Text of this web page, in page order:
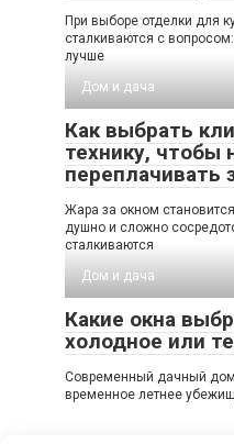
При выборе отделки для
сталкиваются с
лучше
Дом и дача
Как выбрать
технику, чтобы
переплачивать
Жара за окном
душно и сложно
сталкиваются
Дом и дача
Какие окна
холодное или
Современный дачный
временное летнее